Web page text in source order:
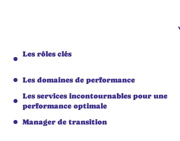
Les rôles clés
Les domaines de performance
Les services incontournables pour une
performance optimale
Manager de transition